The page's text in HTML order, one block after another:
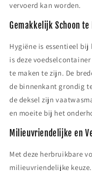
vervoerd kan worden.
Gemakkelijk Schoon
Hygiëne is essentieel
is deze
te maken te zijn. De
de binnenkant grondig
de deksel zijn
en moeite bij het
Milieuvriendelijke en
Met deze herbruikbare
milieuvriendelijke